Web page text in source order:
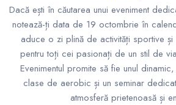
Dacă ești în căutarea unui eveniment
notează-ți data de 19 octombrie în
aduce o zi plină de activități sportive
pentru toți cei pasionați de un stil de
Evenimentul promite să fie unul
clase de aerobic și un seminar
atmosferă prietenoasă și